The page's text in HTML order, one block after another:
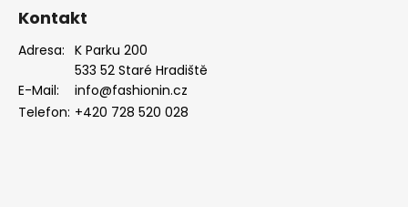
Kontakt
Adresa: K Parku 200
533 52 Staré Hradiště
E-Mail:
info@fashionin.cz
Telefon: +420 728 520 028